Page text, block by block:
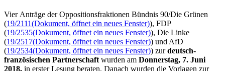
Vier Anträge der Oppositionsfraktionen Bündnis 90/Die Grünen
(19/2111(Dokument, öffnet ein neues Fenster)), FDP
(19/2535(Dokument, öffnet ein neues Fenster)), Die Linke
(19/2517(Dokument, öffnet ein neues Fenster)) und AfD
(19/2534(Dokument, öffnet ein neues Fenster)) zurdeutsch-
französischen Partnerschaft wurden am Donnerstag, 7. Juni
2018, in erster Lesung beraten. Danach wurden die Vorlagen zur